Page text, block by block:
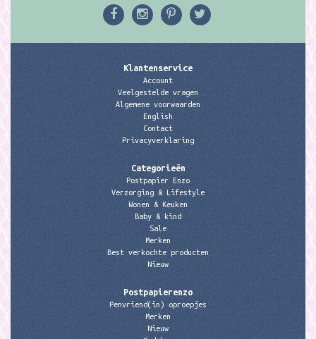
Klantenservice
Account
Veelgestelde vragen
Algemene voorwaarden
English
Contact
Privacyverklaring
Categorieën
Postpapier Enzo
Verzorging & Lifestyle
Wonen & Keuken
Baby & kind
Sale
Merken
Best verkochte producten
Nieuw
Postpapierenzo
Penvriend(in) oproepjes
Merken
Nieuw